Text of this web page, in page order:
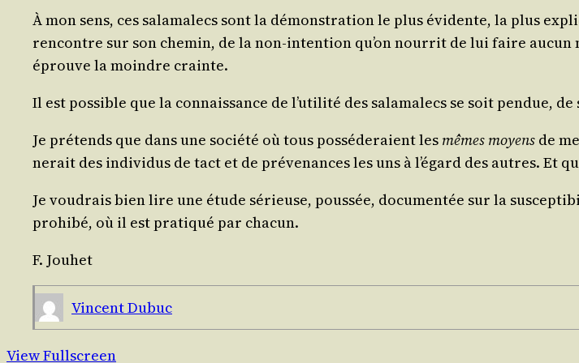
À mon sens, ces sala­ma­lecs sont la démons­tra­tion le plus évi­dente, la plus
ren­contre sur son che­min, de la non-inten­tion qu’on nour­rit de lui faire
éprouve la moindre crainte.
Il est pos­sible que la connais­sance de l’u­ti­li­té des sala­ma­lecs se soit pen­due,
Je pré­tends que dans une socié­té où tous pos­sé­de­raient les mêmes moyens de
ne­rait des indi­vi­dus de tact et de pré­ve­nances les uns à l’é­gard des autres. Et
Je vou­drais bien lire une étude sérieuse, pous­sée, docu­men­tée sur la
pro­hi­bé, où il est pra­ti­qué par chacun.
F. Jouhet
Vincent Dubuc
View Fullscreen